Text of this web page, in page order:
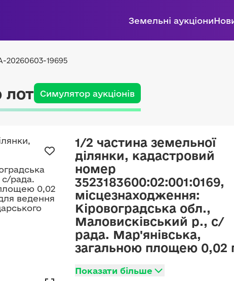
Земельні аукціони
20260603-19695
лот Симулятор аукціонів
1/2 частина земельної
ділянки, кадастровий
номер
3523183600:02:001:0169,
місцезнаходження:
Кіровоградська обл.,
Маловисківський р., с/
рада. Мар'янівська,
загальною площею 0,02
ведення товарного
Показати більше